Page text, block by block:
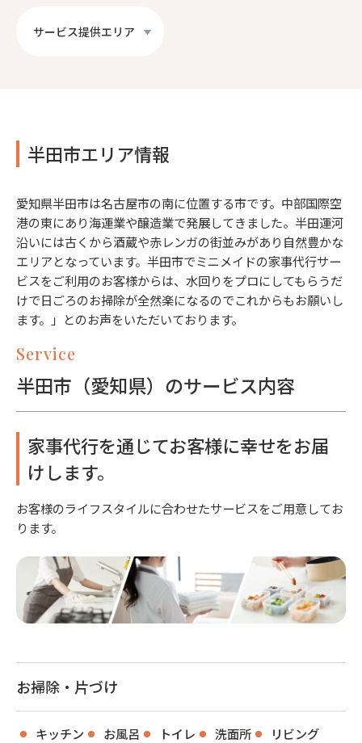
サービス提供エリア
半田市エリア情報
愛知県半田市は名古屋市の南に位置する市です。中部国際空
港の東にあり海運業や醸造業で発展してきました。半田運河
沿いには古くから酒蔵や赤レンガの街並みがあり自然豊かな
エリアとなっています。半田市でミニメイドの家事代行サー
ビスをご利用のお客様からは、水回りをプロにしてもらうだ
けで日ごろのお掃除が全然楽になるのでこれからもお願いし
ます。」とのお声をいただいております。
Service
半田市（愛知県）のサービス内容
家事代行を通じてお客様に幸せをお届
けします。
お客様のライフスタイルに合わせたサービスをご用意してお
ります。
お掃除・片づけ
キッチン お風呂 トイレ 洗面所
リビング